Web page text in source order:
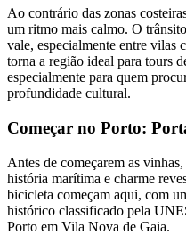
Ao contrário das zonas
um ritmo mais calmo. O
vale, especialmente entre vilas
torna a região ideal para tours
especialmente para quem
profundidade cultural.
Começar no Porto:
Antes de começarem as
história marítima e charme
bicicleta começam aqui, com
histórico classificado pela
Porto em Vila Nova de Gaia.